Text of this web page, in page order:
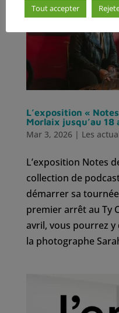
L’exposition «
Morlaix jusqu’au 18
Mar 3, 2026| Les
L’exposition Notes
collection de
démarrer sa
premier arrêt au Ty
avril, vous pourrez y
la photographe
Tout accepter